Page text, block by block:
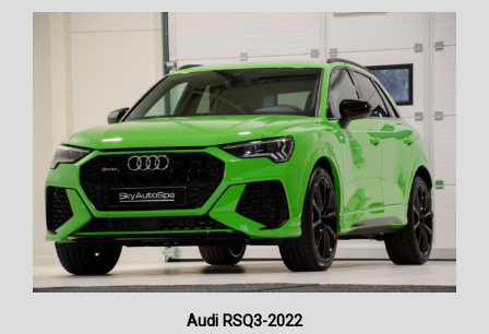
Audi RSQ3-2022